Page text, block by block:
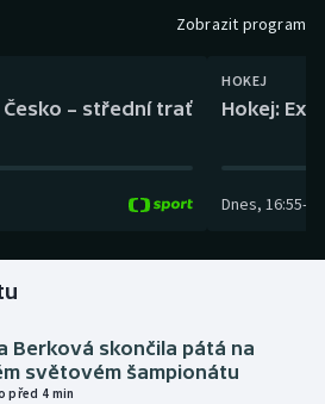
Zobrazit program
Česko – střední trať
HOKEJ
Hokej:
Dnes, 16:55-
Berková skončila pátá na
světovém šampionátu
před 4 min